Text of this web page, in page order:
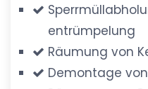
entrümpelung
Räumung von
Demontage